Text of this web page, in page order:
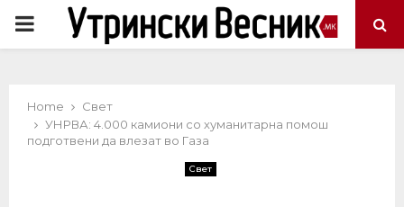
PRIMARY
Home
Свет
УНРВА: 4.000 камиони со хуманитарна помош
подготвени да влезат во Газа
Свет